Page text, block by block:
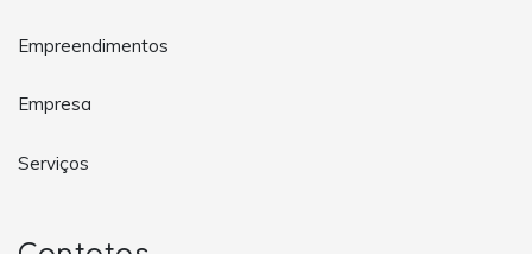
Empreendimentos
Empresa
Serviços